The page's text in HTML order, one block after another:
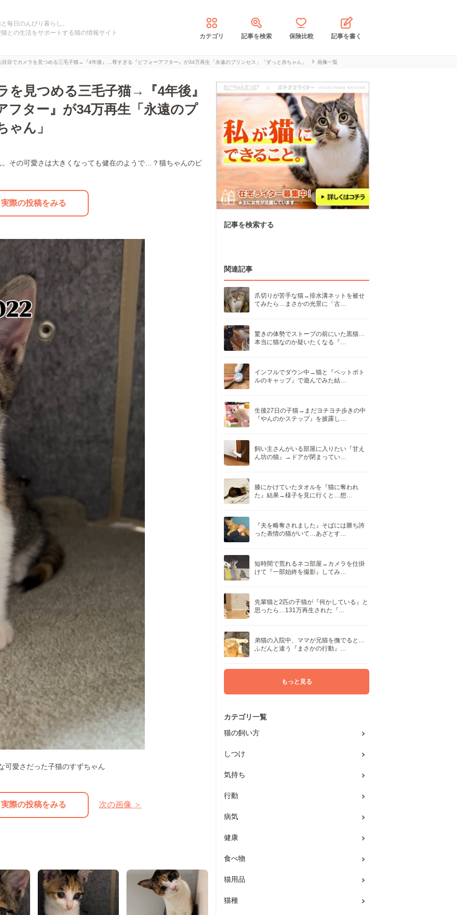
毎日のんびり暮らし。
との生活をサポートする猫の情報サイト
カテゴリ 記事を検索 保険比較 記事を書く
目目でカメラを見つめる三毛子猫→『4年後』…尊すぎる『ビフォーアフター』が34万再生「永遠のプリンセス」「ずっと赤ちゃん」 画像一覧
を見つめる三毛子猫→『4年後』
ター』が34万再生「永遠のプ
ゃん」
その可愛さは大きくなっても健在のようで…？猫ちゃんのビ
実際の投稿をみる
可愛さだった子猫のすずちゃん
実際の投稿をみる 次の画像 ＞
記事を検索する
関連記事
爪切りが苦手な猫→排水溝ネットを被せ
てみたら…まさかの光景に「古…
驚きの体勢でストーブの前にいた黒猫…
本当に猫なのか疑いたくなる『…
インフルでダウン中→猫と『ペットボト
ルのキャップ』で遊んでみた結…
生後27日の子猫→まだヨチヨチ歩きの中
『やんのかステップ』を披露し…
飼い主さんがいる部屋に入りたい『甘え
ん坊の猫』→ドアが閉まってい…
膝にかけていたタオルを『猫に奪われ
た』結果→様子を見に行くと…想…
『夫を略奪されました』そばには勝ち誇
った表情の猫がいて…あざとす…
短時間で荒れるネコ部屋→カメラを仕掛
けて『一部始終を撮影』してみ…
先輩猫と2匹の子猫が『何かしている』と
思ったら…131万再生された『…
弟猫の入院中、ママが兄猫を撫でると…
ふだんと違う『まさかの行動』…
もっと見る
カテゴリ一覧
猫の飼い方
しつけ
気持ち
行動
病気
健康
食べ物
猫用品
猫種